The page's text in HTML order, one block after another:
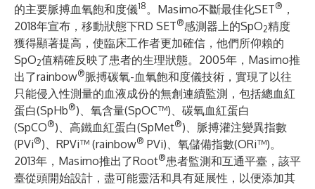
的主要脈搏血氧飽和度儀18。Masimo不斷最佳化SET® ，
2018年宣布，移動狀態下RD SET®感測器上的SpO2精度
獲得顯著提高，使臨床工作者更加確信，他們所仰賴的
SpO2值精確反映了患者的生理狀態。2005年，Masimo推
出了rainbow®脈搏碳氧-血氧飽和度儀技術，實現了以往
只能侵入性測量的血液成份的無創連續監測，包括總血紅
蛋白(SpHb®)、氧含量(SpOC™)、碳氧血紅蛋白
(SpCO®)、高鐵血紅蛋白(SpMet®)、脈搏灌注變異指數
(PVi®)、RPVi™ (rainbow® PVi)、氧儲備指數(ORi™)。
2013年，Masimo推出了Root®患者監測和互通平臺，該平
臺從頭開始設計，盡可能靈活和具有延展性，以便添加其